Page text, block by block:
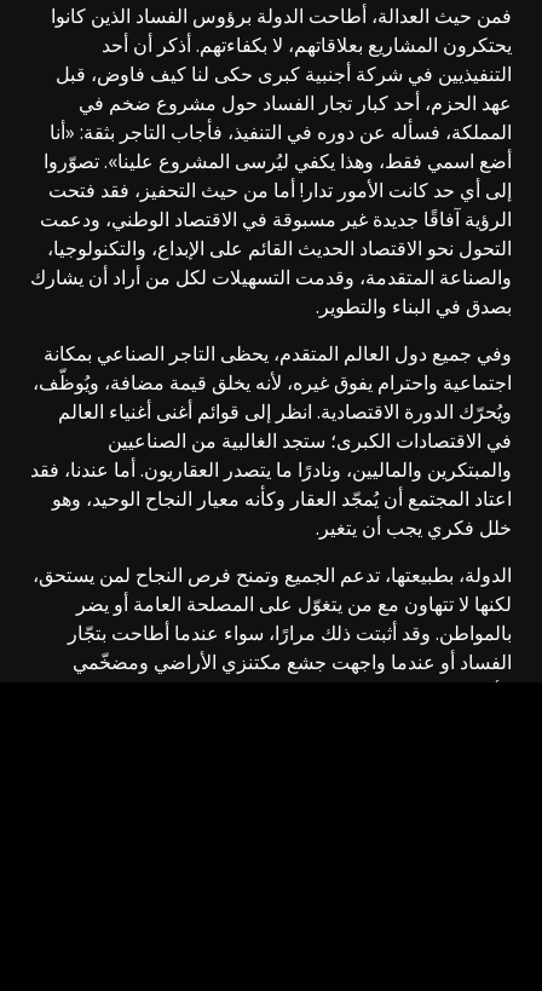
فمن حيث العدالة، أطاحت الدولة برؤوس الفساد الذين كانوا
يحتكرون المشاريع بعلاقاتهم، لا بكفاءتهم. أذكر أن أحد
التنفيذيين في شركة أجنبية كبرى حكى لنا كيف فاوض، قبل
عهد الحزم، أحد كبار تجار الفساد حول مشروع ضخم في
المملكة، فسأله عن دوره في التنفيذ، فأجاب التاجر بثقة: «أنا
أضع اسمي فقط، وهذا يكفي ليُرسى المشروع علينا». تصوّروا
إلى أي حد كانت الأمور تدار! أما من حيث التحفيز، فقد فتحت
الرؤية آفاقًا جديدة غير مسبوقة في الاقتصاد الوطني، ودعمت
التحول نحو الاقتصاد الحديث القائم على الإبداع، والتكنولوجيا،
والصناعة المتقدمة، وقدمت التسهيلات لكل من أراد أن يشارك
بصدق في البناء والتطوير.
وفي جميع دول العالم المتقدم، يحظى التاجر الصناعي بمكانة
اجتماعية واحترام يفوق غيره، لأنه يخلق قيمة مضافة، ويُوظّف،
ويُحرّك الدورة الاقتصادية. انظر إلى قوائم أغنى أغنياء العالم
في الاقتصادات الكبرى؛ ستجد الغالبية من الصناعيين
والمبتكرين والماليين، ونادرًا ما يتصدر العقاريون. أما عندنا، فقد
اعتاد المجتمع أن يُمجّد العقار وكأنه معيار النجاح الوحيد، وهو
خلل فكري يجب أن يتغير.
الدولة، بطبيعتها، تدعم الجميع وتمنح فرص النجاح لمن يستحق،
لكنها لا تتهاون مع من يتغوّل على المصلحة العامة أو يضر
بالمواطن. وقد أثبتت ذلك مرارًا، سواء عندما أطاحت بتجّار
الفساد أو عندما واجهت جشع مكتنزي الأراضي ومضخّمي
الأسعار في الإيجارات.